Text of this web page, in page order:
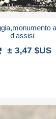
d'assisi
± 3,47 $US